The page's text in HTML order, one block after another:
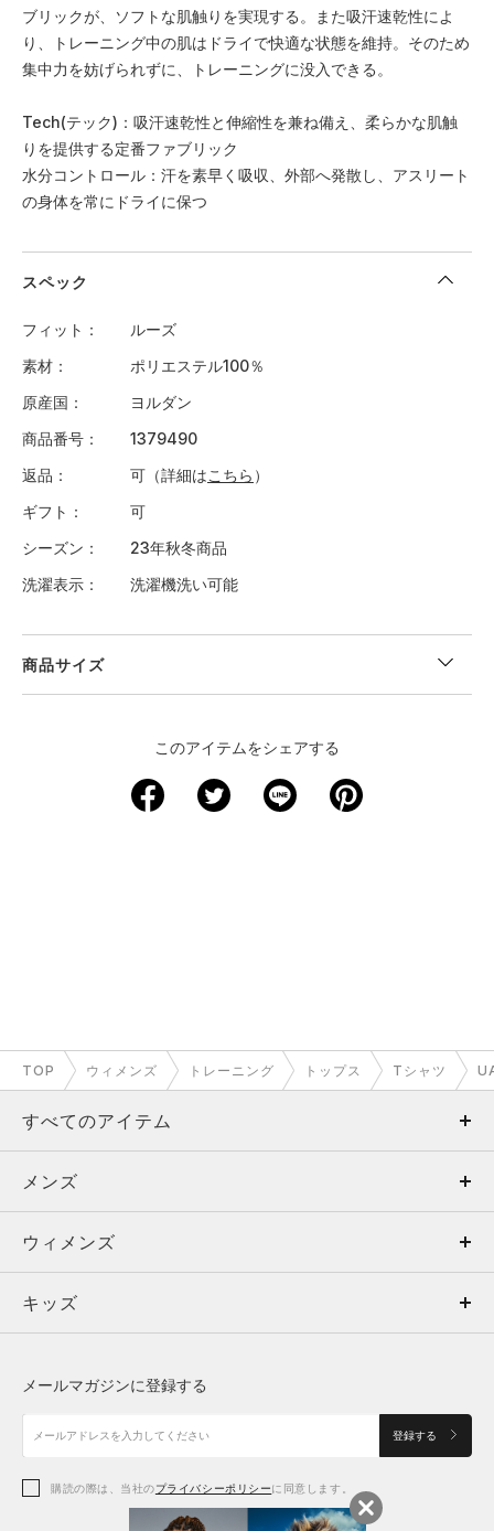
ブリックが、ソフトな肌触りを実現する。また吸汗速乾性によ
り、トレーニング中の肌はドライで快適な状態を維持。そのため
集中力を妨げられずに、トレーニングに没入できる。
Tech(テック)：吸汗速乾性と伸縮性を兼ね備え、柔らかな肌触
りを提供する定番ファブリック
水分コントロール：汗を素早く吸収、外部へ発散し、アスリート
の身体を常にドライに保つ
スペック
フィット
ルーズ
素材
ポリエステル100％
原産国
ヨルダン
商品番号
1379490
返品
可（詳細はこちら ）
ギフト
可
シーズン
23年秋冬商品
洗濯表示
洗濯機洗い可能
商品サイズ
肩幅
－ － －
2XL － － － － －
4XL － － － － －
※注意事項
商品は、独自の採寸方法により採寸されています。商品生地の特
このアイテムをシェアする
TOP ウィメンズ トレーニング トップス Tシャツ
すべてのアイテム
メンズ
ウィメンズ
キッズ
アクセサリー
メンズ
トップス
ボトムス
アクセサリー
ウィメンズ
トップス
シューズ
アクセサリー
キッズ
シューズ
メールマガジンに登録する
登録する
購読の際は、当社のプライバシーポリシーに同意します。